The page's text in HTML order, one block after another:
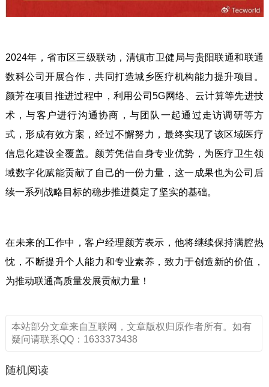
2024年，省市区三级联动，清镇市卫健局与贵阳联通和联通
数科公司开展合作，共同打造城乡医疗机构能力提升项目。
颜芳在项目推进过程中，利用公司5G网络、云计算等先进技
术，与客户进行沟通协商，与团队一起通过走访调研等方
式，形成有效方案，经过不懈努力，最终实现了该区域医疗
信息化建设全覆盖。颜芳凭借自身专业优势，为医疗卫生领
域数字化赋能贡献了自己的一份力量，这一成果也为公司后
续一系列战略目标的稳步推进奠定了坚实的基础。
在未来的工作中，客户经理颜芳表示，他将继续保持满腔热
忱，不断提升个人能力和专业素养，致力于创造新的价值，
为推动联通高质量发展贡献力量！
本站部分文章来自互联网，文章版权归原作者所有。如有
疑问请联系QQ：1633373438
随机阅读